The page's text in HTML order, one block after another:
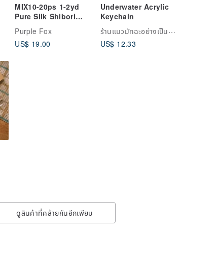
MIX10-20ps 1-2yd
Pure Silk Shibori
Ribbon Handmade
Natural Silk pleating
fabric
Purple Fox
US$ 19.00
Underwater Acrylic
Keychain
ร้านแมวมัทฉะอย่างเป็นทางการ – Chinyuri
US$ 12.33
ดูสินค้าที่คล้ายกันอีกเพียบ